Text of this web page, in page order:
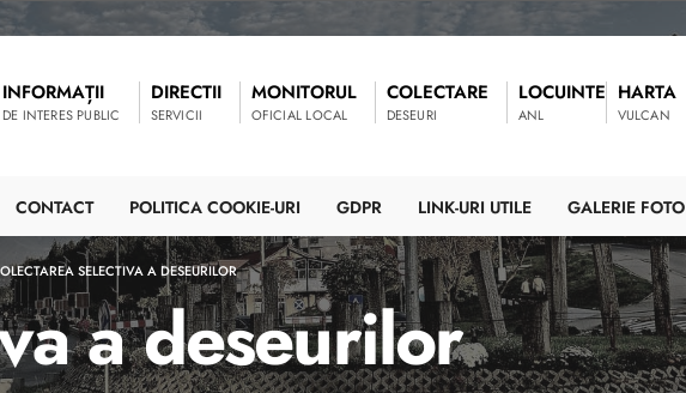
INFORMAȚII
DE INTERES PUBLIC
DIRECTII
SERVICII
MONITORUL
OFICIAL LOCAL
COLECTARE
DESEURI
LOCUINTE
ANL
HARTA
VULCAN
CONTACT POLITICA COOKIE-URI GDPR LINK-URI UTILE GALERIE FOTO
SELECTIVA A DESEURILOR
a deseurilor